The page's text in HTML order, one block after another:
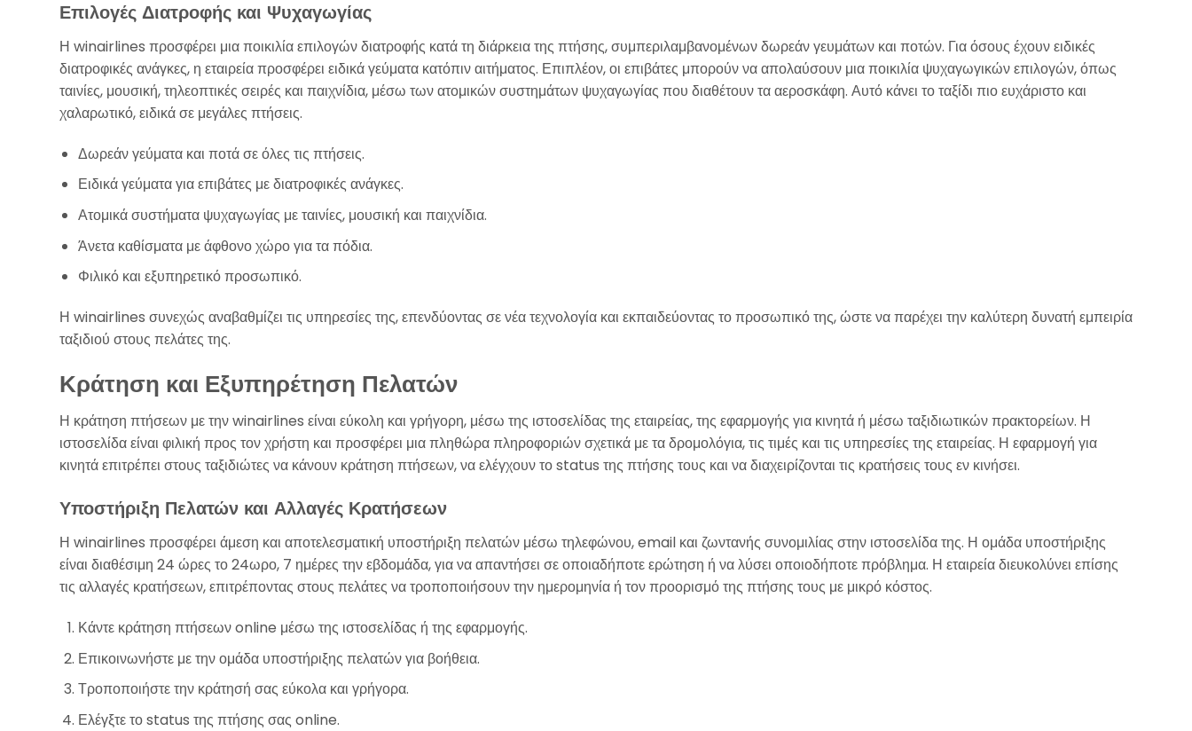
Επιλογές Διατροφής και Ψυχαγωγίας
Η winairlines προσφέρει μια ποικιλία επιλογών διατροφής κατά τη διάρκεια της πτήσης, συμπεριλαμβανομένων δωρεάν γευμάτων και ποτών. Για όσους έχουν ειδικές
διατροφικές ανάγκες, η εταιρεία προσφέρει ειδικά γεύματα κατόπιν αιτήματος. Επιπλέον, οι επιβάτες μπορούν να απολαύσουν μια ποικιλία ψυχαγωγικών επιλογών, όπως
ταινίες, μουσική, τηλεοπτικές σειρές και παιχνίδια, μέσω των ατομικών συστημάτων ψυχαγωγίας που διαθέτουν τα αεροσκάφη. Αυτό κάνει το ταξίδι πιο ευχάριστο και
χαλαρωτικό, ειδικά σε μεγάλες πτήσεις.
Δωρεάν γεύματα και ποτά σε όλες τις πτήσεις.
Ειδικά γεύματα για επιβάτες με διατροφικές ανάγκες.
Ατομικά συστήματα ψυχαγωγίας με ταινίες, μουσική και παιχνίδια.
Άνετα καθίσματα με άφθονο χώρο για τα πόδια.
Φιλικό και εξυπηρετικό προσωπικό.
Η winairlines συνεχώς αναβαθμίζει τις υπηρεσίες της, επενδύοντας σε νέα τεχνολογία και εκπαιδεύοντας το προσωπικό της, ώστε να παρέχει την καλύτερη δυνατή εμπειρία
ταξιδιού στους πελάτες της.
Κράτηση και Εξυπηρέτηση Πελατών
Η κράτηση πτήσεων με την winairlines είναι εύκολη και γρήγορη, μέσω της ιστοσελίδας της εταιρείας, της εφαρμογής για κινητά ή μέσω ταξιδιωτικών πρακτορείων. Η
ιστοσελίδα είναι φιλική προς τον χρήστη και προσφέρει μια πληθώρα πληροφοριών σχετικά με τα δρομολόγια, τις τιμές και τις υπηρεσίες της εταιρείας. Η εφαρμογή για
κινητά επιτρέπει στους ταξιδιώτες να κάνουν κράτηση πτήσεων, να ελέγχουν το status της πτήσης τους και να διαχειρίζονται τις κρατήσεις τους εν κινήσει.
Υποστήριξη Πελατών και Αλλαγές Κρατήσεων
Η winairlines προσφέρει άμεση και αποτελεσματική υποστήριξη πελατών μέσω τηλεφώνου, email και ζωντανής συνομιλίας στην ιστοσελίδα της. Η ομάδα υποστήριξης
είναι διαθέσιμη 24 ώρες το 24ωρο, 7 ημέρες την εβδομάδα, για να απαντήσει σε οποιαδήποτε ερώτηση ή να λύσει οποιοδήποτε πρόβλημα. Η εταιρεία διευκολύνει επίσης
τις αλλαγές κρατήσεων, επιτρέποντας στους πελάτες να τροποποιήσουν την ημερομηνία ή τον προορισμό της πτήσης τους με μικρό κόστος.
Κάντε κράτηση πτήσεων online μέσω της ιστοσελίδας ή της εφαρμογής.
Επικοινωνήστε με την ομάδα υποστήριξης πελατών για βοήθεια.
Τροποποιήστε την κράτησή σας εύκολα και γρήγορα.
Ελέγξτε το status της πτήσης σας online.